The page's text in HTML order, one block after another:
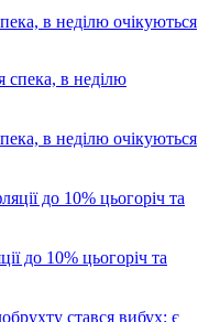
в неділю очікуються
в неділю очікуються
до 10% цьогоріч та